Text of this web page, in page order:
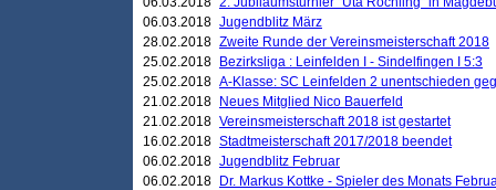
06.03.2018 Jugendblitz März
28.02.2018 Zweite Runde der Vereinsmeisterschaft 2018
25.02.2018
Bezirksliga : Leinfelden I - Sindelfingen I 5:3
25.02.2018 A-Klasse: SC Leinfelden 2 unentschieden
21.02.2018
Neues Mitglied Nico Bauerfeld
21.02.2018 Vereinsmeisterschaft 2018 ist gestartet
16.02.2018 Stadtmeisterschaft 2017/2018 beendet
06.02.2018 Jugendblitz Februar
06.02.2018
Dr. Markus Kottke - Spieler des Monats